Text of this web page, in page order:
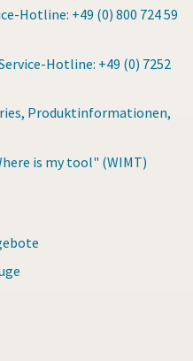
Hotline: +49 (0) 800 724 59
Hotline: +49 (0) 7252
Produktinformationen,
is my tool" (WIMT)